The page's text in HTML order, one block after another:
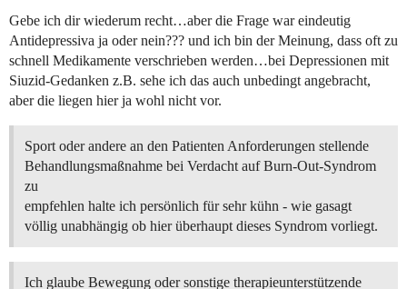
Gebe ich dir wiederum recht…aber die Frage war eindeutig
Antidepressiva ja oder nein??? und ich bin der Meinung, dass oft zu
schnell Medikamente verschrieben werden…bei Depressionen mit
Siuzid-Gedanken z.B. sehe ich das auch unbedingt angebracht,
aber die liegen hier ja wohl nicht vor.
Sport oder andere an den Patienten Anforderungen stellende
Behandlungsmaßnahme bei Verdacht auf Burn-Out-Syndrom
zu
empfehlen halte ich persönlich für sehr kühn - wie gasagt
völlig unabhängig ob hier überhaupt dieses Syndrom vorliegt.
Ich glaube Bewegung oder sonstige therapieunterstützende